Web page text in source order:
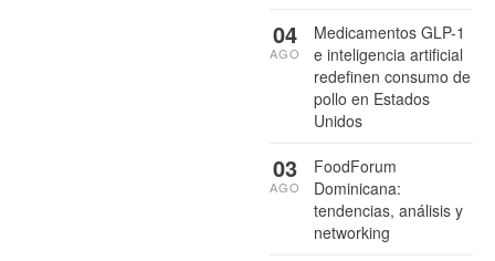
Medicamentos GLP-1
e inteligencia artificial
redefinen consumo de
pollo en Estados
Unidos
04
AGO
FoodForum
Dominicana:
tendencias, análisis y
networking
03
AGO